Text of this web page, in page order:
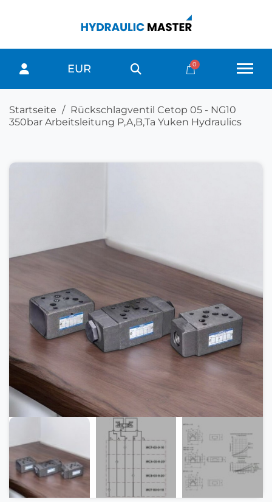
EUR
Startseite
Rückschlagventil Cetop 05 - NG10
350bar Arbeitsleitung P,A,B,Ta Yuken Hydraulics